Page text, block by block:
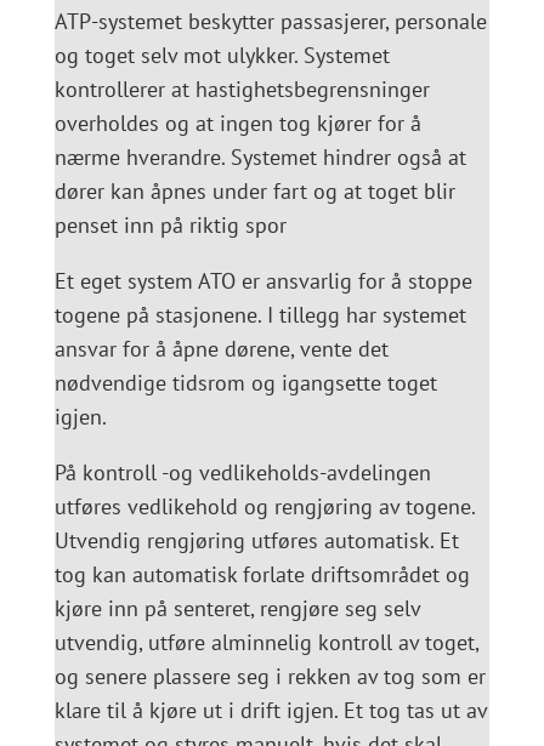
ATP-systemet beskytter passasjerer, personale
og toget selv mot ulykker. Systemet
kontrollerer at hastighetsbegrensninger
overholdes og at ingen tog kjører for å
nærme hverandre. Systemet hindrer også at
dører kan åpnes under fart og at toget blir
penset inn på riktig spor
Et eget system ATO er ansvarlig for å stoppe
togene på stasjonene. I tillegg har systemet
ansvar for å åpne dørene, vente det
nødvendige tidsrom og igangsette toget
igjen.
På kontroll -og vedlikeholds-avdelingen
utføres vedlikehold og rengjøring av togene.
Utvendig rengjøring utføres automatisk. Et
tog kan automatisk forlate driftsområdet og
kjøre inn på senteret, rengjøre seg selv
utvendig, utføre alminnelig kontroll av toget,
og senere plassere seg i rekken av tog som er
klare til å kjøre ut i drift igjen. Et tog tas ut av